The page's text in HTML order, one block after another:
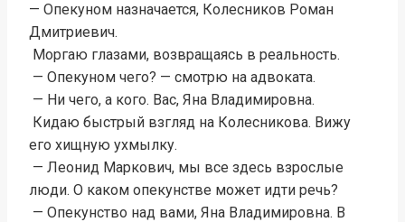
— Опекуном назначается, Колесников Роман
Дмитриевич.
Моргаю глазами, возвращаясь в реальность.
— Опекуном чего? — смотрю на адвоката.
— Ни чего, а кого. Вас, Яна Владимировна.
Кидаю быстрый взгляд на Колесникова. Вижу
его хищную ухмылку.
— Леонид Маркович, мы все здесь взрослые
люди. О каком опекунстве может идти речь?
— Опекунство над вами, Яна Владимировна. В